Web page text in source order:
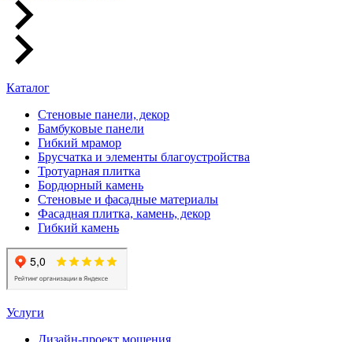
Каталог
Стеновые панели, декор
Бамбуковые панели
Гибкий мрамор
Брусчатка и элементы благоустройства
Тротуарная плитка
Бордюрный камень
Стеновые и фасадные материалы
Фасадная плитка, камень, декор
Гибкий камень
Услуги
Дизайн-проект мощения